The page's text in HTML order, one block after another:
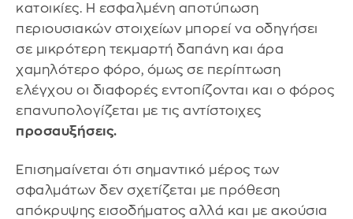
κατοικίες. Η εσφαλμένη αποτύπωση
περιουσιακών στοιχείων μπορεί να οδηγήσει
σε μικρότερη τεκμαρτή δαπάνη και άρα
χαμηλότερο φόρο, όμως σε περίπτωση
ελέγχου οι διαφορές εντοπίζονται και ο φόρος
επανυπολογίζεται με τις αντίστοιχες
προσαυξήσεις.
Επισημαίνεται ότι σημαντικό μέρος των
σφαλμάτων δεν σχετίζεται με πρόθεση
απόκρυψης εισοδήματος αλλά και με ακούσια